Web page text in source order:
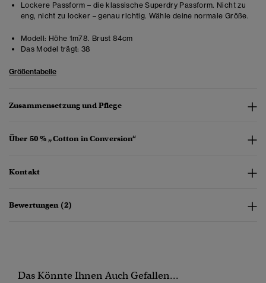
Lockere Passform – die klassische Superdry Passform. Nicht zu
eng, nicht zu locker – genau richtig. Wähle deine normale Größe.
Modell: Höhe 1m78. Brust 84cm
Das Model trägt: 38
Größentabelle
Zusammensetzung und Pflege
Über 50 % „Cotton in Conversion“
Kontakt
Bewertungen (2)
Das Könnte Ihnen Auch Gefallen...